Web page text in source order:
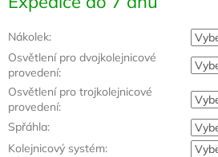
cena:
Nákolek:
Osvětlení pro dvojkolejnicové
provedení:
Osvětlení pro trojkolejnicové
provedení:
Spřáhla:
Kolejnicový systém: